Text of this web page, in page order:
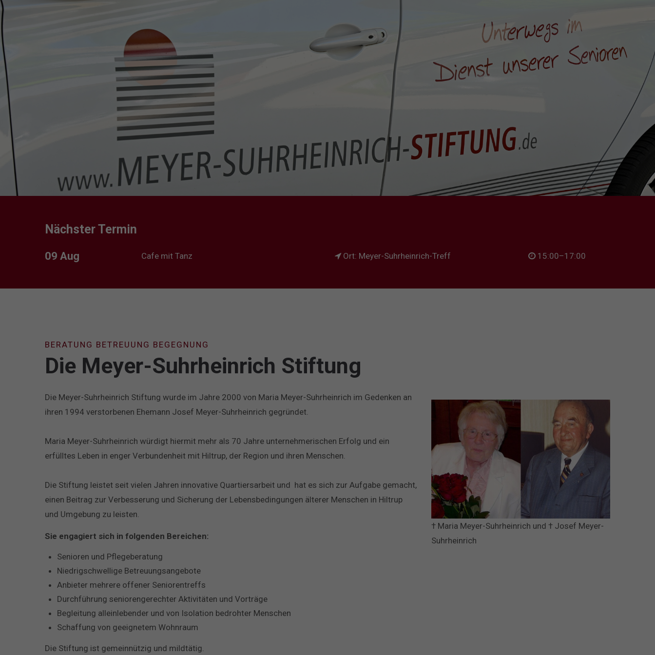
Nächster Termin
09 Aug Cafe mit Tanz Ort: Meyer-Suhrheinrich-Treff 15:00–17:00
BERATUNG BETREUUNG BEGEGNUNG
Die Meyer-Suhrheinrich Stiftung
Die Meyer-Suhrheinrich Stiftung wurde im Jahre 2000 von Maria Meyer-Suhrheinrich im Gedenken an
ihren 1994 verstorbenen Ehemann Josef Meyer-Suhrheinrich gegründet.
Maria Meyer-Suhrheinrich würdigt hiermit mehr als 70 Jahre unternehmerischen Erfolg und ein
erfülltes Leben in enger Verbundenheit mit Hiltrup, der Region und ihren Menschen.
Die Stiftung leistet seit vielen Jahren innovative Quartiersarbeit und hat es sich zur Aufgabe gemacht,
einen Beitrag zur Verbesserung und Sicherung der Lebensbedingungen älterer Menschen in Hiltrup
und Umgebung zu leisten.
Sie engagiert sich in folgenden Bereichen:
Senioren und Pflegeberatung
Niedrigschwellige Betreuungsangebote
Anbieter mehrere offener Seniorentreffs
Durchführung seniorengerechter Aktivitäten und Vorträge
Begleitung alleinlebender und von Isolation bedrohter Menschen
Schaffung von geeignetem Wohnraum
Die Stiftung ist gemeinnützig und mildtätig.
† Maria Meyer-Suhrheinrich und † Josef Meyer-
Suhrheinrich